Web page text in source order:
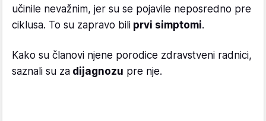
učinile nevažnim, jer su se pojavile neposredno pre
ciklusa. To su zapravo bili prvi simptomi.
Kako su članovi njene porodice zdravstveni radnici,
saznali su za dijagnozu pre nje.